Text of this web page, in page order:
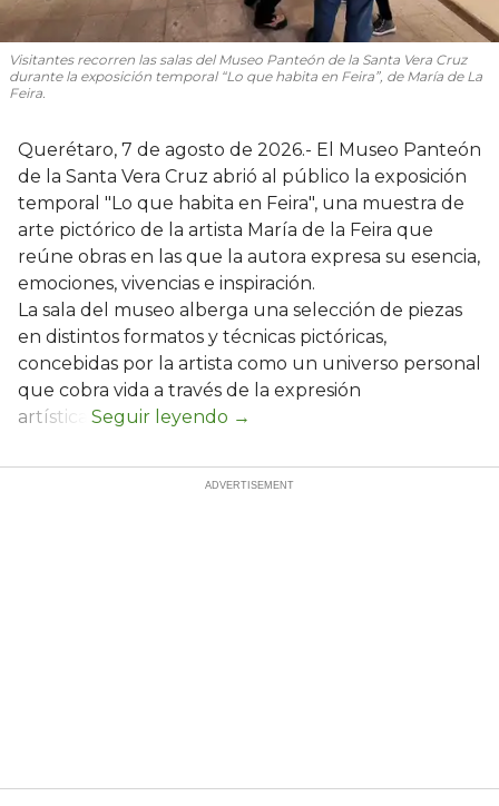
Visitantes recorren las salas del Museo Panteón de la Santa Vera Cruz
durante la exposición temporal “Lo que habita en Feira”, de María de La
Feira.
Querétaro, 7 de agosto de 2026.- El Museo Panteón
de la Santa Vera Cruz abrió al público la exposición
temporal "Lo que habita en Feira", una muestra de
arte pictórico de la artista María de la Feira que
reúne obras en las que la autora expresa su esencia,
emociones, vivencias e inspiración.
La sala del museo alberga una selección de piezas
en distintos formatos y técnicas pictóricas,
concebidas por la artista como un universo personal
que cobra vida a través de la expresión
artística.